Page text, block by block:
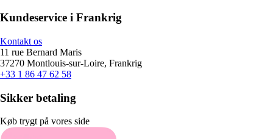
Kundeservice i Frankrig
Kontakt os
11 rue Bernard Maris
37270 Montlouis-sur-Loire, Frankrig
+33 1 86 47 62 58
Sikker betaling
Køb trygt på vores side